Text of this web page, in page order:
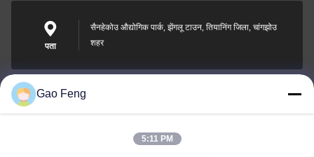
पता
सैनहेकोउ औद्योगिक पार्क, झेंगलू टाउन, तियानिंग जिला, चांगझोउ
शहर
suli@sulidry.com
Gao Feng
5:11 PM